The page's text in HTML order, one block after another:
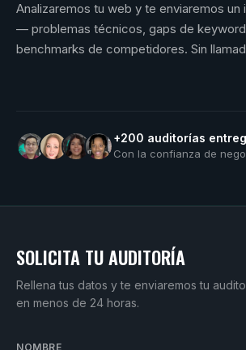
Analizaremos tu web y te enviaremos
— problemas técnicos, gaps de
benchmarks de competidores. Sin
+200 auditorías
Con la confianza de
SOLICITA TU AUDITORÍA
Rellena tus datos y te enviaremos tu
en menos de 24 horas.
NOMBRE